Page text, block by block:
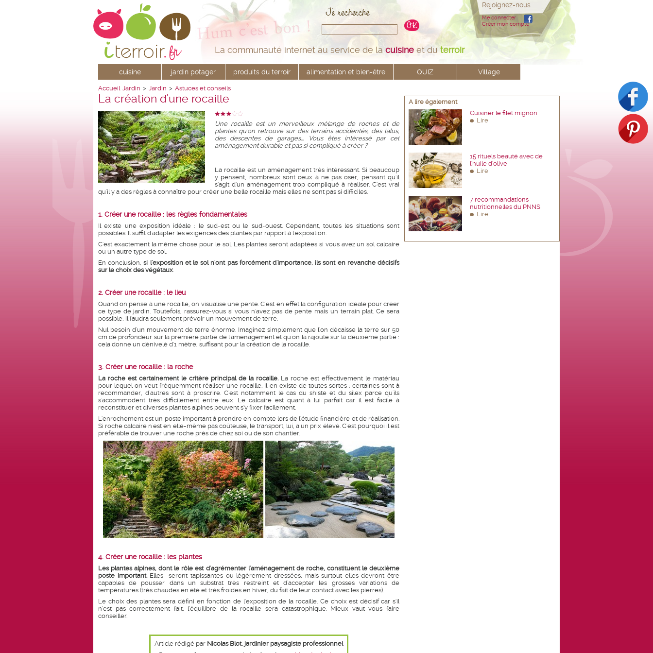
La communauté internet au service de la cuisine et duterroir
Rejoignez-nous
Me connecter
Créer mon compte
cuisine jardin potager produits du terroir alimentation et bien-être QUIZ Village
Accueil Jardin > Jardin > Astuces et conseils
La création d'une rocaille
Une rocaille est un merveilleux mélange de roches et de
plantes qu'on retrouve sur des terrains accidentés, des talus,
des descentes de garages... Vous êtes intéressé par cet
aménagement durable et pas si compliqué à créer ?
La rocaille est un aménagement très intéressant. Si beaucoup
y pensent, nombreux sont ceux à ne pas oser, pensant qu'il
s'agit d'un aménagement trop compliqué à réaliser. C'est vrai
qu'il y a des règles à connaître pour créer une belle rocaille mais elles ne sont pas si difficiles.
1. Créer une rocaille : les règles fondamentales
Il existe une exposition idéale : le sud-est ou le sud-ouest. Cependant, toutes les situations sont
possibles. Il suffit d'adapter les exigences des plantes par rapport à l'exposition.
C'est exactement la même chose pour le sol. Les plantes seront adaptées si vous avez un sol calcaire
ou un autre type de sol.
En conclusion,si l'exposition et le sol n'ont pas forcément d'importance, ils sont en revanche décisifs
sur le choix des végétaux.
2. Créer une rocaille : le lieu
Quand on pense à une rocaille, on visualise une pente. C'est en effet la configuration idéale pour créer
ce type de jardin. Toutefois, rassurez-vous si vous n'avez pas de pente mais un terrain plat. Ce sera
possible, il faudra seulement prévoir un mouvement de terre.
Nul besoin d'un mouvement de terre énorme. Imaginez simplement que l'on décaisse la terre sur 50
cm de profondeur sur la première partie de l'aménagement et qu'on la rajoute sur la deuxième partie :
cela donne un dénivelé d'1 mètre, suffisant pour la création de la rocaille.
3. Créer une rocaille : la roche
La roche est certainement le critère principal de la rocaille.La roche est effectivement le matériau
pour lequel on veut fréquemment réaliser une rocaille. Il en existe de toutes sortes : certaines sont à
recommander, d'autres sont à proscrire. C'est notamment le cas du shiste et du silex parce qu'ils
s'accommodent très difficilement entre eux. Le calcaire est quant à lui parfait car il est facile à
reconstituer et diverses plantes alpines peuvent s'y fixer facilement.
L'enrochement est un poste important à prendre en compte lors de l'étude financière et de réalisation.
Si roche calcaire n'est en elle-même pas coûteuse, le transport, lui, a un prix élevé. C'est pourquoi il est
préférable de trouver une roche près de chez soi ou de son chantier.
4. Créer une rocaille : les plantes
Les plantes alpines, dont le rôle est d'agrémenter l'aménagement de roche, constituent le deuxième
poste important.Elles seront tapissantes ou légèrement dressées, mais surtout elles devront être
capables de pousser dans un substrat très restreint et d'accepter les grosses variations de
températures (très chaudes en été et très froides en hiver, du fait de leur contact avec les pierres).
Le choix des plantes sera défini en fonction de l'exposition de la rocaille. Ce choix est décisif car s'il
n'est pas correctement fait, l'équilibre de la rocaille sera catastrophique. Mieux vaut vous faire
conseiller.
Article rédigé par Nicolas Blot, jardinier paysagiste professionnel
A lire également
Cuisiner le filet mignon
Lire
15 rituels beauté avec de
l'huile d'olive
Lire
7 recommandations
nutritionnelles du PNNS
Lire